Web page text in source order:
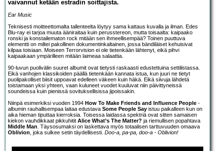
vaivannut ketään estradin soittajista.
Ear Music
Teknisesti moitteettomalta tallenteelta löytyy sama kattaus kuvalla ja ilman. Edes
Blu-ray ei tarjoa muuta ääniraitaa kuin perusstereon, mutta toisaalta: kaipaako
ronski ja konstailematon rock mitään sen ihmeellisempää? Toinen puuttuva
elementti on miltei pakollinen dokumentinkaltainen, jossa bändiläiset kehuisivat
kilpaa toisiaan. Moiseen Terrorvision ei ole tietenkään lähtenyt, eikä pihvi
kaipaakaan ympärilleen mitään laimeaa salaattia.
90-luvun puolivälin suuret albumit ovat tietysti raskaasti edustettuina settilistassa.
Eikä vanhojen klassikoiden päällä tietenkään kannata istua, kun juuri ne tietyt
puolipakolliset biisit uppoavat edelleen väkeen kuin häkä. Eikä siivuja lähdetä
toistamaan yksi yhteen, vaan kuluneet vuodet kuuluvat niin päivittyneissä
soundeissa kuin pienissä sovituksellisissa jipoissakin.
Niinpä esimerkiksi vuoden 1994 How To Make Friends and Influence People -
albumin rauhallisempaa laitaa edustava Some People Say istuu paikalleen kun on
aika hieman tiputtaa kierroksia. Toisessa laidassa spektriä ovat sitten samaisen
kiekon vauhdikkaat pikkuhitit Alice What’s The Matter? ja riemullisen popahtava
Middle Man. Täysosumaksi on laskettava myös totaalisen tarttuvuuden omaava
Oblivion, joka sulkee setin täydellisesti. Doo-a, pa-pa, doo-a - Oblivion!